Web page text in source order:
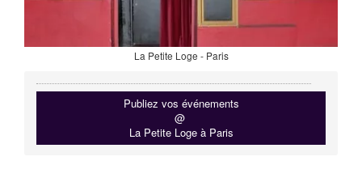
La Petite Loge - Paris
Publiez vos événements
@
La Petite Loge à Paris